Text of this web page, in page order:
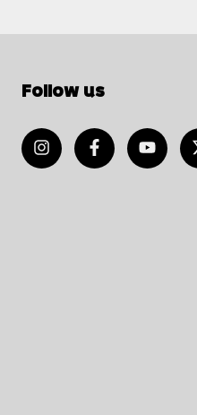
Follow us